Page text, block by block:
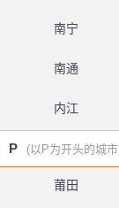
南宁
南通
内江
P (以P为开头的城
莆田